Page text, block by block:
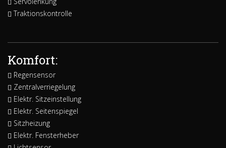
Traktionskontrolle
Komfort:
Regensensor
Zentralverriegelung
Elektr. Sitzeinstellung
Elektr. Seitenspiegel
Sitzheizung
Elektr. Fensterheber